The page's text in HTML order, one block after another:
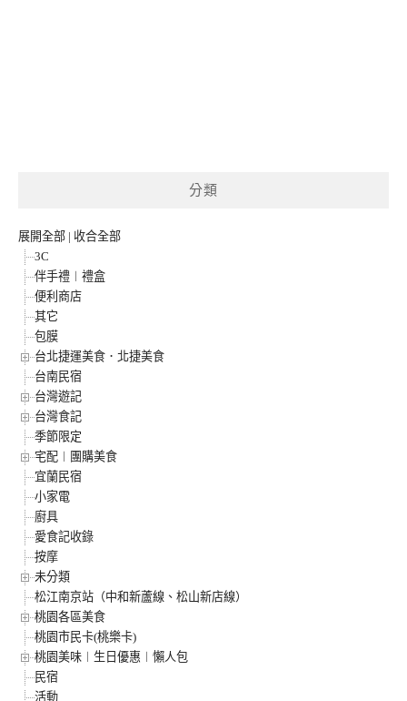
分類
展開全部 | 收合全部
3C
伴手禮︱禮盒
便利商店
其它
包膜
台北捷運美食．北捷美食
台南民宿
台灣遊記
台灣食記
季節限定
宅配︱團購美食
宜蘭民宿
小家電
廚具
愛食記收錄
按摩
未分類
松江南京站（中和新蘆線、松山新店線）
桃園各區美食
桃園市民卡(桃樂卡)
桃園美味︱生日優惠︱懶人包
民宿
活動